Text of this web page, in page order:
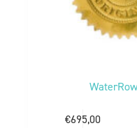
€695,00